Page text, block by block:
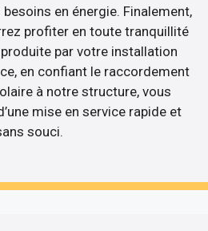
en énergie. Finalement,
profiter en toute tranquillité
produite par votre installation
en confiant le raccordement
à notre structure, vous
mise en service rapide et
souci.